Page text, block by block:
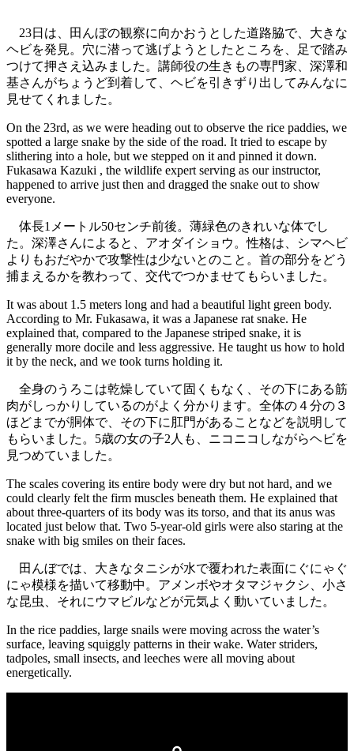
23日は、田んぼの観察に向かおうとした道路脇で、大きな
ヘビを発見。穴に潜って逃げようとしたところを、足で踏み
つけて押さえ込みました。講師役の生きもの専門家、深澤和
基さんがちょうど到着して、ヘビを引きずり出してみんなに
見せてくれました。
On the 23rd, as we were heading out to observe the rice paddies, we
spotted a large snake by the side of the road. It tried to escape by
slithering into a hole, but we stepped on it and pinned it down.
Fukasawa Kazuki , the wildlife expert serving as our instructor,
happened to arrive just then and dragged the snake out to show
everyone.
体長1メートル50センチ前後。薄緑色のきれいな体でし
た。深澤さんによると、アオダイショウ。性格は、シマヘビ
よりもおだやかで攻撃性は少ないとのこと。首の部分をどう
捕まえるかを教わって、交代でつかませてもらいました。
It was about 1.5 meters long and had a beautiful light green body.
According to Mr. Fukasawa, it was a Japanese rat snake. He
explained that, compared to the Japanese striped snake, it is
generally more docile and less aggressive. He taught us how to hold
it by the neck, and we took turns holding it.
全身のうろこは乾燥していて固くもなく、その下にある筋
肉がしっかりしているのがよく分かります。全体の４分の３
ほどまでが胴体で、その下に肛門があることなどを説明して
もらいました。5歳の女の子2人も、ニコニコしながらヘビを
見つめていました。
The scales covering its entire body were dry but not hard, and we
could clearly felt the firm muscles beneath them. He explained that
about three-quarters of its body was its torso, and that its anus was
located just below that. Two 5-year-old girls were also staring at the
snake with big smiles on their faces.
田んぼでは、大きなタニシが水で覆われた表面にぐにゃぐ
にゃ模様を描いて移動中。アメンボやオタマジャクシ、小さ
な昆虫、それにウマビルなどが元気よく動いていました。
In the rice paddies, large snails were moving across the water’s
surface, leaving squiggly patterns in their wake. Water striders,
tadpoles, small insects, and leeches were all moving about
energetically.